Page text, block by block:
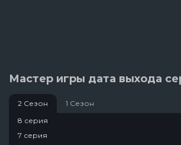
Мастер игры дата выхода
2 Сезон
1 Сезон
8 серия
7 серия